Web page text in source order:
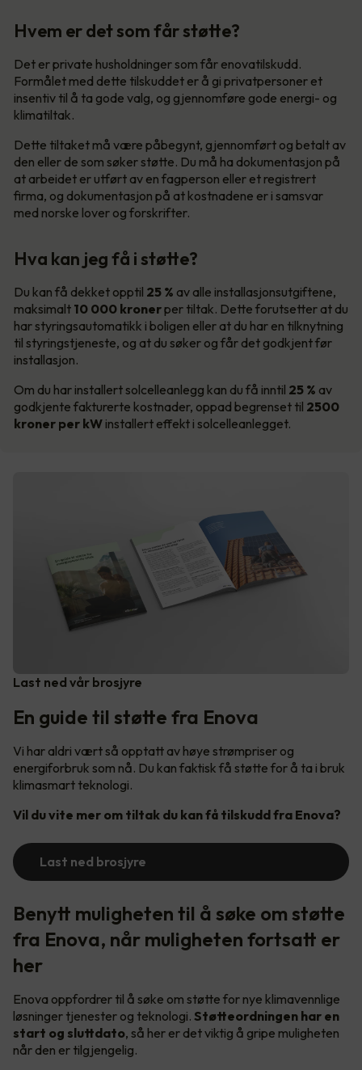
Hvem er det som får støtte?
Det er private husholdninger som får enovatilskudd.
Formålet med dette tilskuddet er å gi privatpersoner et
insentiv til å ta gode valg, og gjennomføre gode energi- og
klimatiltak.
Dette tiltaket må være påbegynt, gjennomført og betalt av
den eller de som søker støtte. Du må ha dokumentasjon på
at arbeidet er utført av en fagperson eller et registrert
firma, og dokumentasjon på at kostnadene er i samsvar
med norske lover og forskrifter.
Hva kan jeg få i støtte?
Du kan få dekket opptil 25 % av alle installasjonsutgiftene,
maksimalt 10 000 kronerper tiltak. Dette forutsetter at du
har styringsautomatikk i boligen eller at du har en tilknytning
til styringstjeneste, og at du søker og får det godkjent før
installasjon.
Om du har installert solcelleanlegg kan du få inntil 25 % av
godkjente fakturerte kostnader, oppad begrenset til 2500
kroner per kW installert effekt i solcelleanlegget.
Last ned vår brosjyre
En guide til støtte fra Enova
Vi har aldri vært så opptatt av høye strømpriser og
energiforbruk som nå. Du kan faktisk få støtte for å ta i bruk
klimasmart teknologi.
Vil du vite mer om tiltak du kan få tilskudd fra Enova?
Last ned brosjyre
Benytt muligheten til å søke om støtte
fra Enova, når muligheten fortsatt er
her
Enova oppfordrer til å søke om støtte for nye klimavennlige
løsninger tjenester og teknologi. Støtteordningen har en
start og sluttdato, så her er det viktig å gripe muligheten
når den er tilgjengelig.